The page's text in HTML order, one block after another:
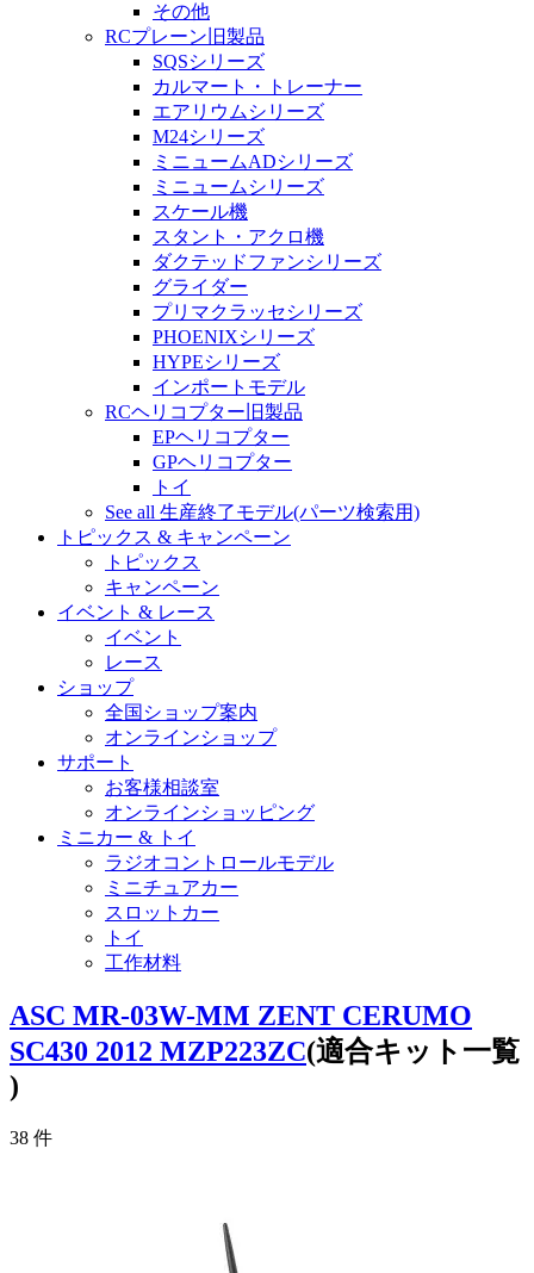
その他
RCプレーン旧製品
SQSシリーズ
カルマート・トレーナー
エアリウムシリーズ
M24シリーズ
ミニュームADシリーズ
ミニュームシリーズ
スケール機
スタント・アクロ機
ダクテッドファンシリーズ
グライダー
プリマクラッセシリーズ
PHOENIXシリーズ
HYPEシリーズ
インポートモデル
RCヘリコプター旧製品
EPヘリコプター
GPヘリコプター
トイ
See all 生産終了モデル(パーツ検索用)
トピックス & キャンペーン
トピックス
キャンペーン
イベント & レース
イベント
レース
ショップ
全国ショップ案内
オンラインショップ
サポート
お客様相談室
オンラインショッピング
ミニカー & トイ
ラジオコントロールモデル
ミニチュアカー
スロットカー
トイ
工作材料
ASC MR-03W-MM ZENT CERUMO
SC430 2012 MZP223ZC(適合キット一覧
)
38 件